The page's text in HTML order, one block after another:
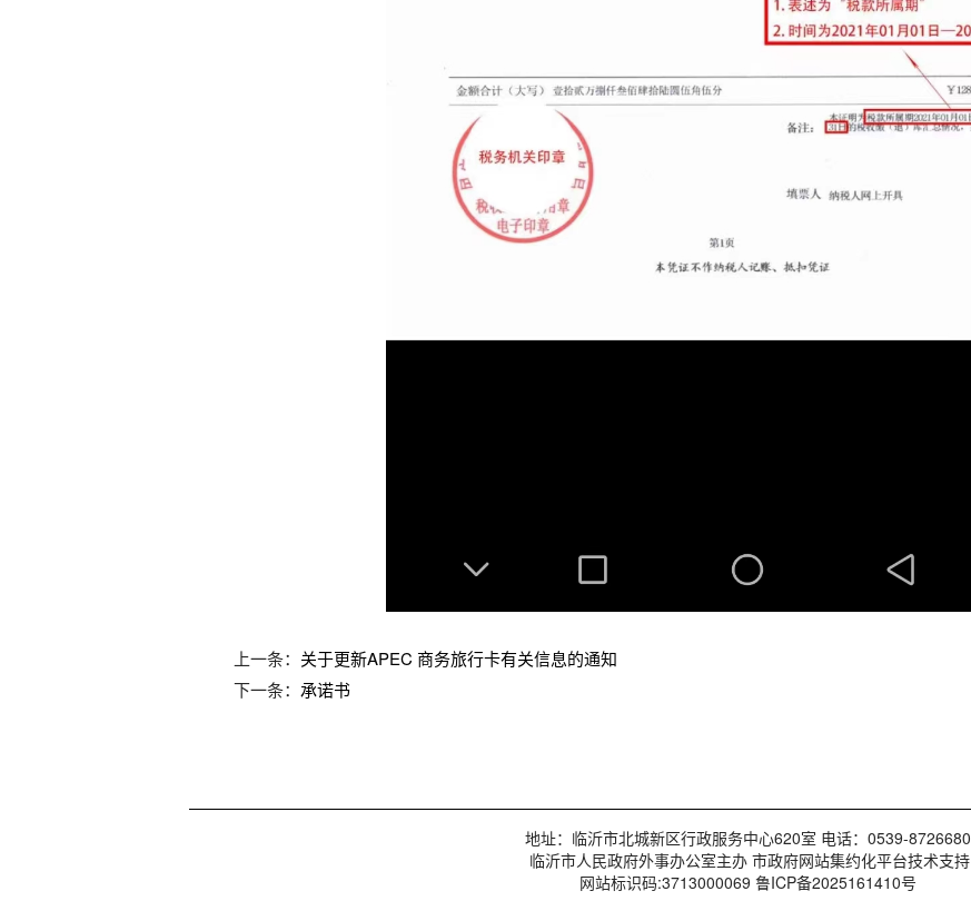
上一条： 关于更新APEC 商务旅行卡有关信息的通知
下一条： 承诺书
地址：临沂市北城新区行政服务中心620室 电话：0539-8726680
临沂市人民政府外事办公室主办 市政府网站集约化平台技术支持
网站标识码:3713000069 鲁ICP备2025161410号